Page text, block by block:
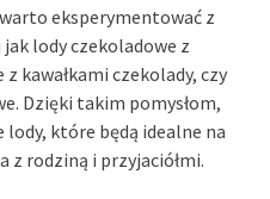
eksperymentować z
lody czekoladowe z
kawałkami czekolady, czy
Dzięki takim pomysłom,
które będą idealne na
z rodziną i przyjaciółmi.